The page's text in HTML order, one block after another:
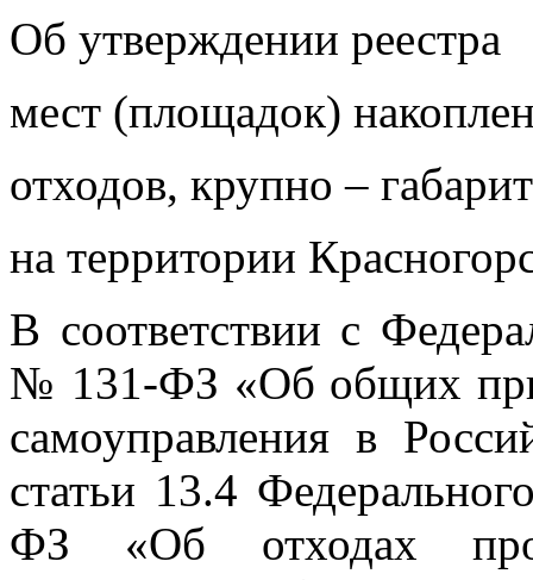
Об утверждении реестра
мест (площадок)
отходов, крупно –
на территории
В соответствии с
№ 131-ФЗ «Об общих
самоуправления в
статьи 13.4
ФЗ «Об отходах